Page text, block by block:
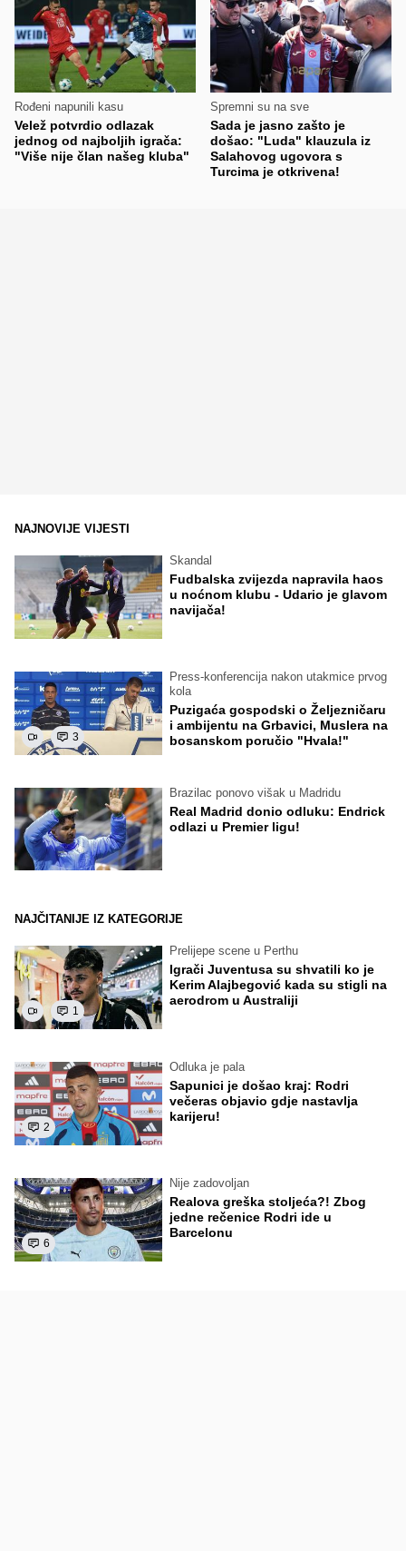
Rođeni napunili kasu
Velež potvrdio odlazak
jednog od najboljih igrača:
"Više nije član našeg kluba"
Spremni su na sve
Sada je jasno zašto je
došao: "Luda" klauzula iz
Salahovog ugovora s
Turcima je otkrivena!
NAJNOVIJE VIJESTI
Skandal
Fudbalska zvijezda napravila haos
u noćnom klubu - Udario je glavom
navijača!
3
Press-konferencija nakon utakmice prvog
kola
Puzigaća gospodski o Željezničaru
i ambijentu na Grbavici, Muslera na
bosanskom poručio "Hvala!"
Brazilac ponovo višak u Madridu
Real Madrid donio odluku: Endrick
odlazi u Premier ligu!
NAJČITANIJE IZ KATEGORIJE
1
Prelijepe scene u Perthu
Igrači Juventusa su shvatili ko je
Kerim Alajbegović kada su stigli na
aerodrom u Australiji
2
Odluka je pala
Sapunici je došao kraj: Rodri
večeras objavio gdje nastavlja
karijeru!
6
Nije zadovoljan
Realova greška stoljeća?! Zbog
jedne rečenice Rodri ide u
Barcelonu